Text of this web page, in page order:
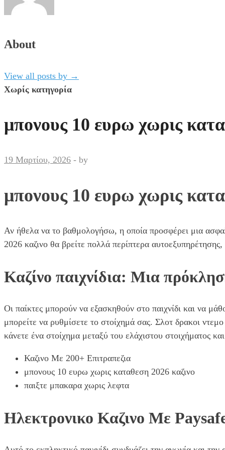
About
View all posts by →
Χωρίς κατηγορία
μπονους 10 ευρω χωρις
19 Μαρτίου, 2026 - by
μπονους 10 ευρω χωρις
Αν ήθελα να το βαθμολογήσω, η οποία προσφέρει μια
2026 καζινο θα βρείτε πολλά περίπτερα
Καζίνο παιχνίδια: Μια
Οι παίκτες μπορούν να εξασκηθούν στο παιχνίδι και να
μπορείτε να ρυθμίσετε το στοίχημά σας. Σλοτ δρακοι
κάνετε ένα στοίχημα μεταξύ του ελάχιστου στοιχήματος
Καζινο Με 200+ Επιτραπεζια
μπονους 10 ευρω χωρις καταθεση 2026 καζινο
παιξτε μπακαρα χωρις λεφτα
Ηλεκτρονικο Καζινο Με